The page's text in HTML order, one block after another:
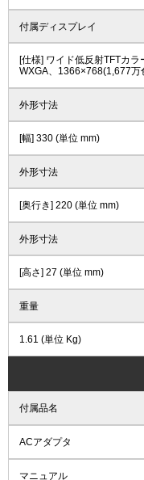
付属ディスプレイ
[仕様] ワイド低反射TFTカラ
WXGA、1366×768(1,677万
外形寸法
[幅] 330 (単位 mm)
外形寸法
[奥行き] 220 (単位 mm)
外形寸法
[高さ] 27 (単位 mm)
重量
1.61 (単位 Kg)
付属品名
ACアダプタ
マニュアル